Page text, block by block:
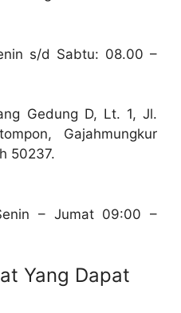
s/d Sabtu: 08.00 –
Gedung D, Lt. 1, Jl.
Gajahmungkur
50237.
– Jumat 09:00 –
Yang Dapat